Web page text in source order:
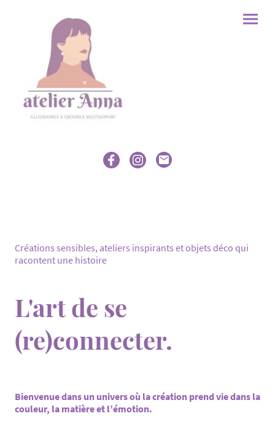
Créations sensibles, ateliers inspirants et objets déco qui
racontent une histoire
L'art de se
(re)connecter.
Bienvenue dans un univers où la création prend vie dans la
couleur, la matière et l’émotion.